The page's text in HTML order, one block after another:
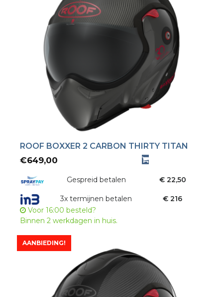
ROOF BOXXER 2 CARBON THIRTY TITAN
€649,00
Gespreid betalen € 22,50
3x termijnen betalen
€ 216
Voor 16:00 besteld?
Binnen 2 werkdagen in huis.
AANBIEDING!